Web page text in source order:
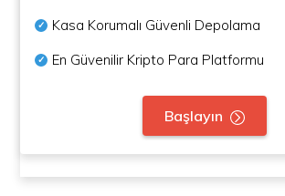
Kasa Korumalı Güvenli Depolama
En Güvenilir Kripto Para Platformu
Başlayın